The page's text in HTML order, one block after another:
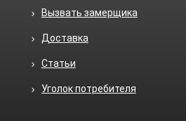
Вызвать замерщика
Доставка
Статьи
Уголок потребителя